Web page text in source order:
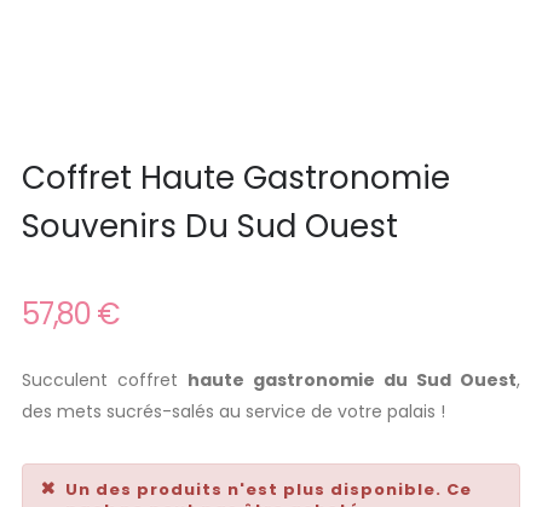
Coffret Haute Gastronomie
Souvenirs Du Sud Ouest
57,80 €
Succulent coffret haute gastronomie du Sud Ouest,
des mets sucrés-salés au service de votre palais !
Un des produits n'est plus disponible. Ce